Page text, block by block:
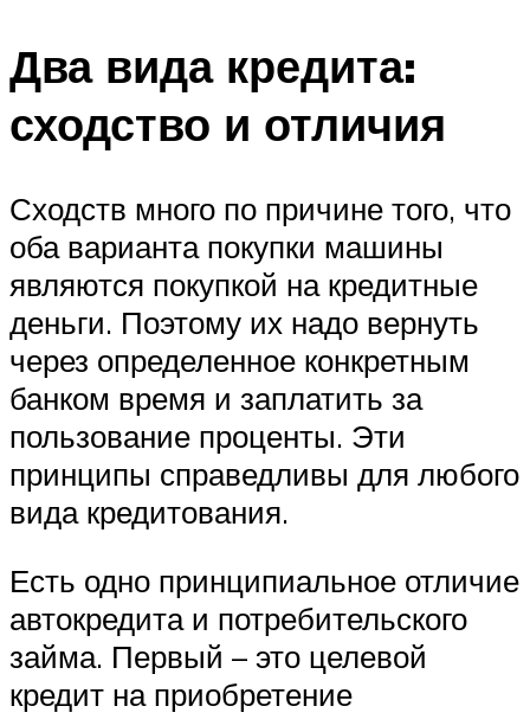
Два вида кредита:
сходство и отличия
Сходств много по причине того, что
оба варианта покупки машины
являются покупкой на кредитные
деньги. Поэтому их надо вернуть
через определенное конкретным
банком время и заплатить за
пользование проценты. Эти
принципы справедливы для любого
вида кредитования.
Есть одно принципиальное отличие
автокредита и потребительского
займа. Первый – это целевой
кредит на приобретение